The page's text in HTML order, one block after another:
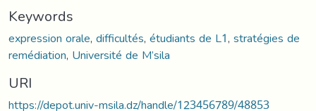
Keywords
expression orale,difficultés,étudiants de L1,stratégies de
remédiation, Université de M’sila
URI
https://depot.univ-msila.dz/handle/123456789/48853